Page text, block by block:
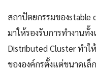
สถาปัตยกรรมของ
มาให้รองรับการทำงาน
Distributed Cluster ทำใ
ขององค์กรตั้งแต่ขนาดเล็